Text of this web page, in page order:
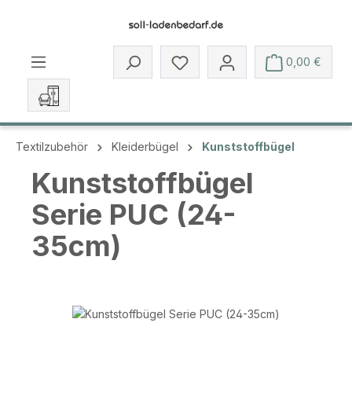
Du hast 0 Produkte auf dem
0,00 €
Textilzubehör Kleiderbügel Kunststoffbügel
Kunststoffbügel
Serie PUC (24-
35cm)
Bildergalerie überspringen